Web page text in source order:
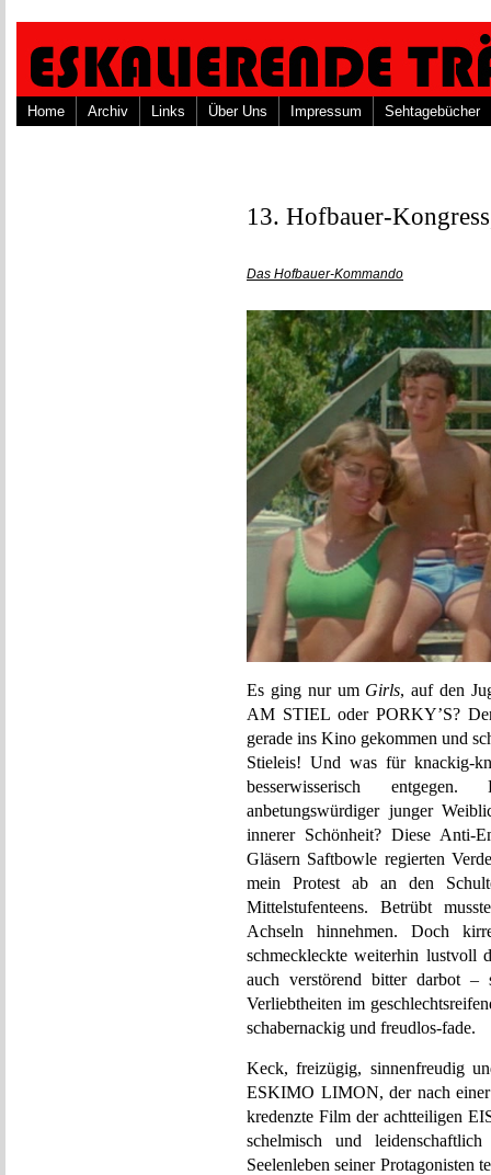
Home Archiv Links Über Uns Impressum Sehtagebücher
13. Hofbauer-
Das Hofbauer-Kommando
Es ging nur um Girls, auf den
AM STIEL oder PORKY’S?
gerade ins Kino gekommen und
Stieleis! Und was für knackig-
besserwisserisch
anbetungswürdiger junger
innerer Schönheit? Diese Anti-
Gläsern Saftbowle regierten
mein Protest ab an den
Mittelstufenteens. Betrübt
Achseln hinnehmen. Doch
schmeckleckte weiterhin lustvoll
auch verstörend bitter darbot –
Verliebtheiten im
schabernackig und freudlos-fade.
Keck, freizügig, sinnenfreudig
ESKIMO LIMON, der nach einer
kredenzte Film der achtteiligen
schelmisch und
Seelenleben seiner Protagonisten